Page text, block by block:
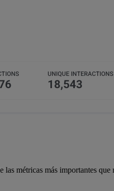
las métricas más importantes